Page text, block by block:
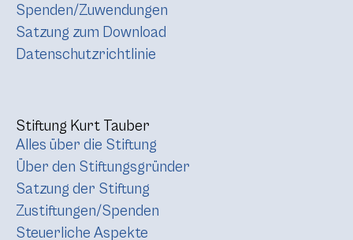
Spenden/Zuwendungen
Satzung zum Download
Datenschutzrichtlinie
Stiftung Kurt Tauber
Alles über die Stiftung
Über den Stiftungsgründer
Satzung der Stiftung
Zustiftungen/Spenden
Steuerliche Aspekte